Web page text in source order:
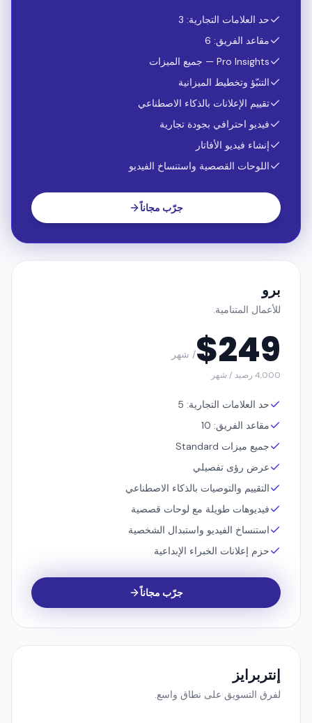
$99 / شهر
1,000 رصيد / شهر
حد العلامات التجارية: 3
مقاعد الفريق: 6
Pro Insights — جميع الميزات
التنبّؤ وتخطيط الميزانية
تقييم الإعلانات بالذكاء الاصطناعي
اللوحات القصصية واستنساخ الفيديو
جرّب مجاناً
برو
للأعمال المتنامية.
$249 / شهر
4,000 رصيد / شهر
حد العلامات التجارية: 5
مقاعد الفريق: 10
جميع ميزات Standard
عرض رؤى تفصيلي
التقييم والتوصيات بالذكاء الاصطناعي
استنساخ الفيديو واستبدال الشخصية
حزم إعلانات الخبراء الإبداعية
جرّب مجاناً